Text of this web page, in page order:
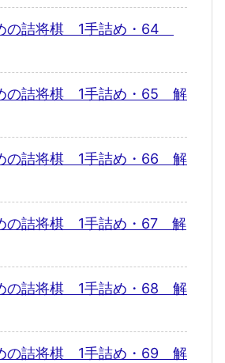
の詰将棋 1手詰め・64
の詰将棋 1手詰め・65 解
の詰将棋 1手詰め・66 解
の詰将棋 1手詰め・67 解
の詰将棋 1手詰め・68 解
の詰将棋 1手詰め・69 解